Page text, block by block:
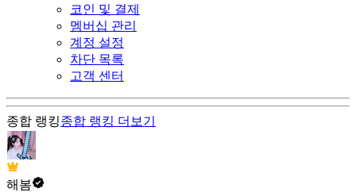
코인 및 결제
멤버십 관리
계정 설정
차단 목록
고객 센터
종합 랭킹종합 랭킹 더보기
해봄